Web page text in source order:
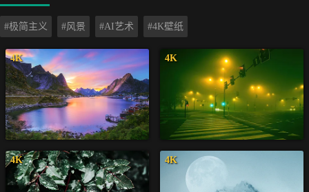
#极简主义 #风景 #AI艺术 #4K壁纸
4K 4K
4K 4K